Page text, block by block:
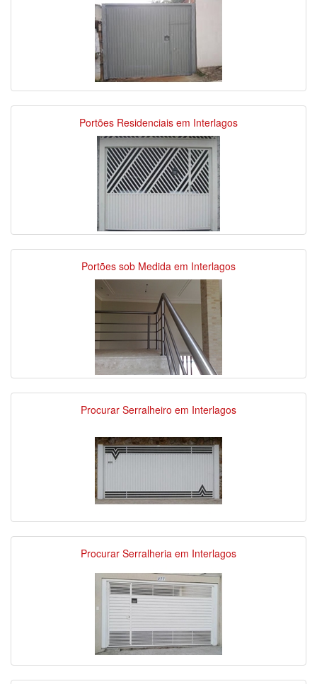
Portões Residenciais em Interlagos
Portões sob Medida em Interlagos
Procurar Serralheiro em Interlagos
Procurar Serralheria em Interlagos